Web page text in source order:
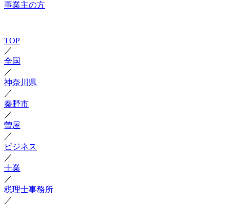
事業主の方
TOP
／
全国
／
神奈川県
／
秦野市
／
曽屋
／
ビジネス
／
士業
／
税理士事務所
／